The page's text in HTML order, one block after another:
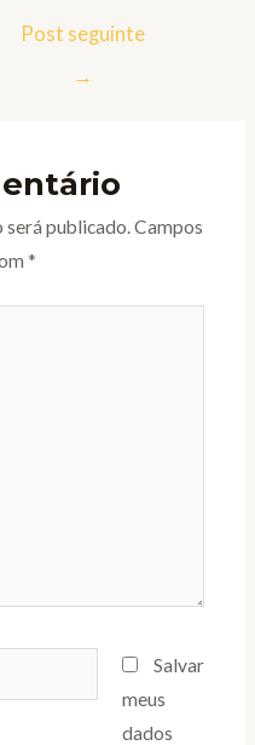
Post seguinte
→
será publicado.Campos
*
Salvar
meus
dados